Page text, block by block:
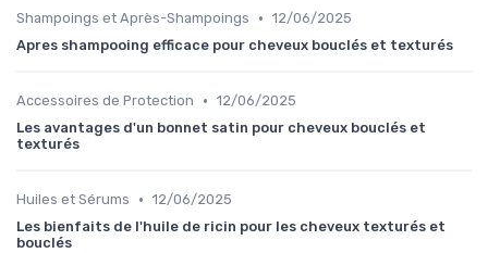
Shampoings et Après-Shampoings • 12/06/2025
Apres shampooing efficace pour cheveux bouclés et texturés
Accessoires de Protection • 12/06/2025
Les avantages d'un bonnet satin pour cheveux bouclés et
texturés
Huiles et Sérums • 12/06/2025
Les bienfaits de l'huile de ricin pour les cheveux texturés et
bouclés